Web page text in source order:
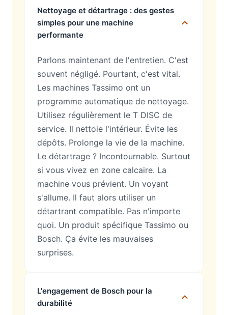
Nettoyage et détartrage : des gestes
simples pour une machine
performante
Parlons maintenant de l'entretien. C'est
souvent négligé. Pourtant, c'est vital.
Les machines Tassimo ont un
programme automatique de nettoyage.
Utilisez régulièrement le T DISC de
service. Il nettoie l'intérieur. Évite les
dépôts. Prolonge la vie de la machine.
Le détartrage ? Incontournable. Surtout
si vous vivez en zone calcaire. La
machine vous prévient. Un voyant
s'allume. Il faut alors utiliser un
détartrant compatible. Pas n'importe
quoi. Un produit spécifique Tassimo ou
Bosch. Ça évite les mauvaises
surprises.
L'engagement de Bosch pour la
durabilité